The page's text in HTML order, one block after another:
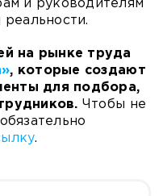
и руководителям
реальности.
на рынке труда
, которые создают
для подбора,
Чтобы не
.